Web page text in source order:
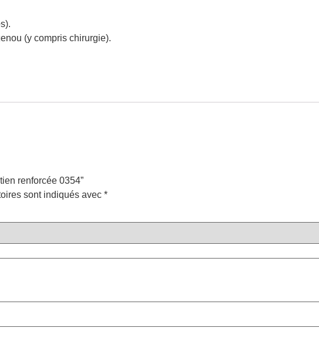
(y compris chirurgie).
renforcée 0354”
sont indiqués avec *